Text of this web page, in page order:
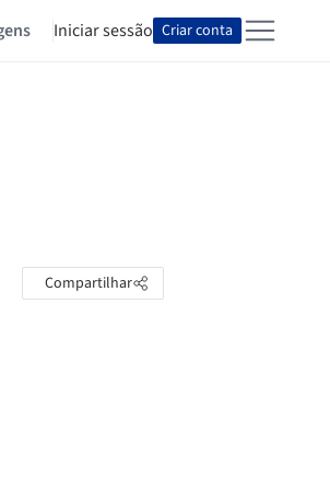
Iniciar sessão Criar conta
Compartilhar